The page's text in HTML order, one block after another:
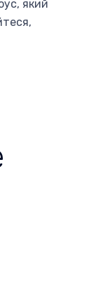
який